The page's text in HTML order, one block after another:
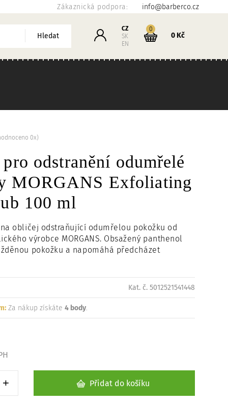
Zákaznická podpora: info@barberco.cz
Hledat Přihlášení
CZ
SK
EN
Košík
0kusů
0 Kč
odstranění odumřelé
MORGANS Exfoliating
100 ml
0x)
obličej odstraňující odumřelou pokožku od
výrobce MORGANS. Obsažený panthenol
pokožku a napomáhá předcházet
Kat. č. 5012521541448
Za nákup získáte4 body.
Zvýšit o 1 kus
+ Přidat do košíku